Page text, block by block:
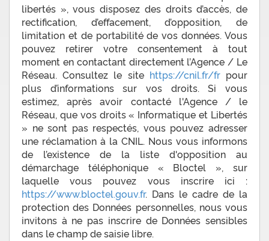
libertés », vous disposez des droits d’accès, de
rectification, d’effacement, d’opposition, de
limitation et de portabilité de vos données. Vous
pouvez retirer votre consentement à tout
moment en contactant directement l’Agence / Le
Réseau. Consultez le site https://cnil.fr/frpour
plus d’informations sur vos droits. Si vous
estimez, après avoir contacté l'Agence / le
Réseau, que vos droits « Informatique et Libertés
» ne sont pas respectés, vous pouvez adresser
une réclamation à la CNIL. Nous vous informons
de l’existence de la liste d'opposition au
démarchage téléphonique « Bloctel », sur
laquelle vous pouvez vous inscrire ici :
https://www.bloctel.gouv.fr. Dans le cadre de la
protection des Données personnelles, nous vous
invitons à ne pas inscrire de Données sensibles
dans le champ de saisie libre.